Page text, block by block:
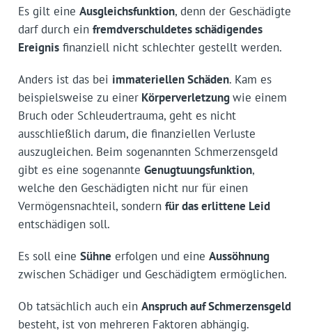
Es gilt eine Ausgleichsfunktion, denn der Geschädigte
darf durch ein fremdverschuldetes schädigendes
Ereignisfinanziell nicht schlechter gestellt werden.
Anders ist das bei immateriellen Schäden. Kam es
beispielsweise zu einerKörperverletzungwie einem
Bruch oder Schleudertrauma, geht es nicht
ausschließlich darum, die finanziellen Verluste
auszugleichen. Beim sogenannten Schmerzensgeld
gibt es eine sogenannte Genugtuungsfunktion,
welche den Geschädigten nicht nur für einen
Vermögensnachteil, sondern für das erlittene Leid
entschädigen soll.
Es soll eine Sühne erfolgen und eine Aussöhnung
zwischen Schädiger und Geschädigtem ermöglichen.
Ob tatsächlich auch ein Anspruch auf Schmerzensgeld
besteht, ist von mehreren Faktoren abhängig.